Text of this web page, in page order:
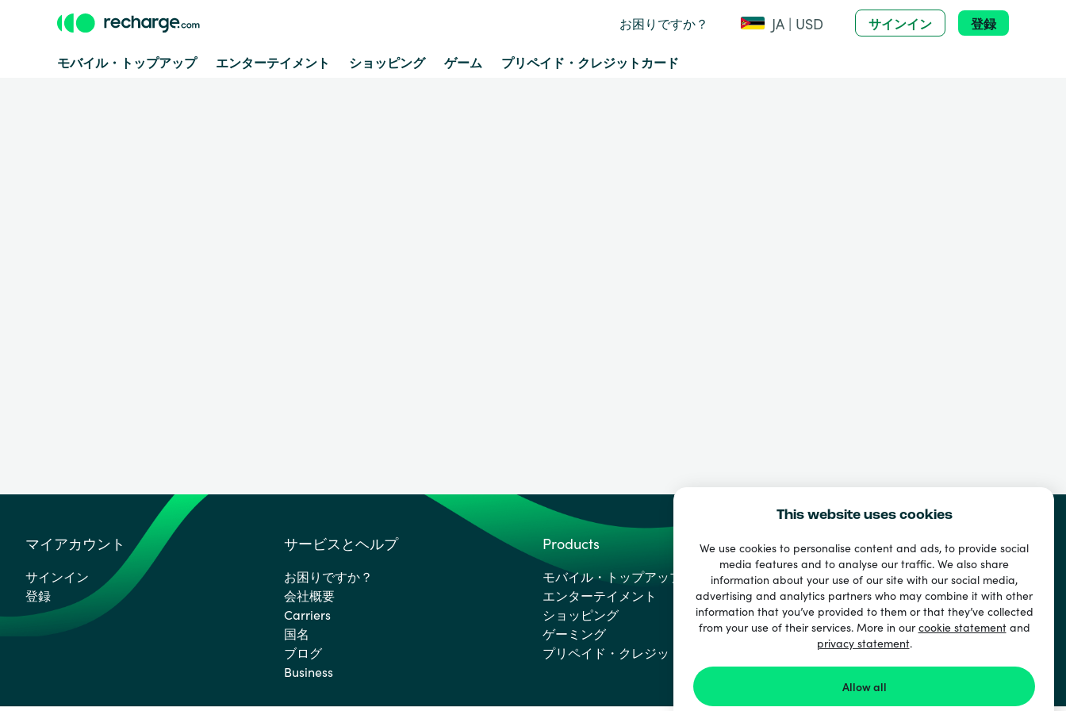
This website uses cookies
We use cookies to personalise content and ads, to provide social
media features and to analyse our traffic. We also share
information about your use of our site with our social media,
advertising and analytics partners who may combine it with other
information that you’ve provided to them or that they’ve collected
from your use of their services. More in ourcookie statementand
privacy statement.
Allow all
お困りですか？ JA | USD サインイン 登録
モバイル・トップアップ エンターテイメント ショッピング ゲーム プリペイド・クレジットカード
マイアカウント
サインイン
登録
サービスとヘルプ
お困りですか？
会社概要
Carriers
国名
ブログ
Business
Products
モバイル・トップアップ
エンターテイメント
ショッピング
ゲーミング
プリペイド・クレジットカード